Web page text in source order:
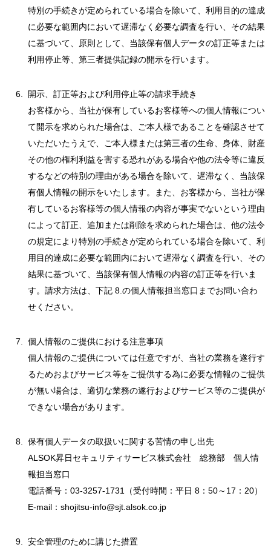
特別の手続きが定められている場合を除いて、利用目的の達成
に必要な範囲内において遅滞なく必要な調査を行い、その結果
に基づいて、原則として、当該保有個人データの訂正等または
利用停止等、第三者提供記録の開示を行います。
開示、訂正等および利用停止等の請求手続き
お客様から、当社が保有しているお客様等への個人情報につい
て開示を求められた場合は、ご本人様であることを確認させて
いただいたうえで、ご本人様または第三者の生命、身体、財産
その他の権利利益を害する恐れがある場合や他の法令等に違反
するなどの特別の理由がある場合を除いて、遅滞なく、当該保
有個人情報の開示をいたします。また、お客様から、当社が保
有しているお客様等の個人情報の内容が事実でないという理由
によって訂正、追加または削除を求められた場合は、他の法令
の規定により特別の手続きが定められている場合を除いて、利
用目的達成に必要な範囲内において遅滞なく調査を行い、その
結果に基づいて、当該保有個人情報の内容の訂正等を行いま
す。請求方法は、下記 8.の個人情報担当窓口までお問い合わ
せください。
個人情報のご提供における注意事項
個人情報のご提供については任意ですが、当社の業務を遂行す
るためおよびサービス等をご提供する為に必要な情報のご提供
が無い場合は、適切な業務の遂行およびサービス等のご提供が
できない場合があります。
保有個人データの取扱いに関する苦情の申し出先
ALSOK昇日セキュリティサービス株式会社 総務部 個人情
報担当窓口
電話番号：03-3257-1731（受付時間：平日 8：50～17：20）
E-mail：shojitsu-info@sjt.alsok.co.jp
安全管理のために講じた措置